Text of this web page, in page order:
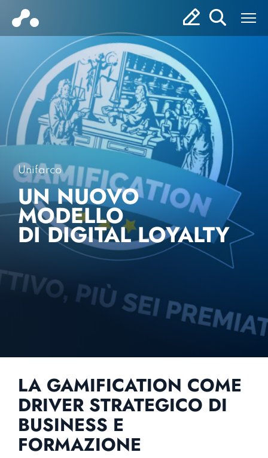
Unifarco
UN NUOVO
MODELLO
DI DIGITAL LOYALTY
LA GAMIFICATION COME
DRIVER STRATEGICO DI
BUSINESS E
FORMAZIONE